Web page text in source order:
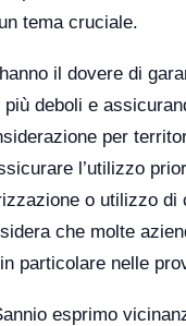
tema cruciale.
il dovere di
deboli e
per
l’utilizzo
o utilizzo
che molte
particolare nelle
esprimo